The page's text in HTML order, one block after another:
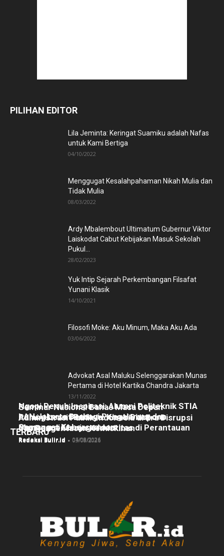
PILIHAN EDITOR
Lila Jeminta: Keringat Suamiku adalah Nafas
untuk Kami Bertiga
04/10/2022
Menggugat Kesalahpahaman Nikah Mulia dan
Tidak Mulia
08/03/2022
Ardy Mbalembout Ultimatum Gubernur Viktor
Laiskodat Cabut Kebijakan Masuk Sekolah
Pukul...
28/02/2023
Yuk Intip Sejarah Perkembangan Filsafat
Yunani Klasik
14/10/2021
Filosofi Moke: Aku Minum, Maka Aku Ada
03/06/2022
Advokat Asal Maluku Selenggarakan Munas
Pertama di Hotel Kartika Chandra Jakarta
13/11/2022
TERBARU
Ngopi Penuh Inspirasi: Alumni Politeknik STIA
LAN Jakarta Berbagi Pengalaman dan
Semangat Kebersamaan
Redaksi Bulir.id - 05/08/2026
Pulang Lewat Budaya: Kisah Diaspora
Manggarai Menjaga Identitas di Perantauan
Redaksi Bulir.id - 04/08/2026
Seminar Nasional Bahas Masa Depan
Administrasi Publik Indonesia di Era Disrupsi
dan Pengentasan Kemiskinan
Redaksi Bulir.id - 03/08/2026